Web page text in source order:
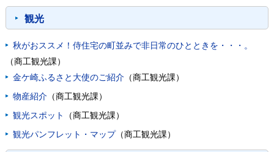
観光
秋がおススメ！侍住宅の町並みで非日常のひとときを・・・。
（商工観光課）
金ケ崎ふるさと大使のご紹介（商工観光課）
物産紹介（商工観光課）
観光スポット
（商工観光課）
観光パンフレット・マップ（商工観光課）